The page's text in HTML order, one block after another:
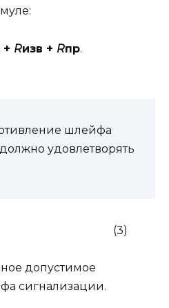
+ Rизв + Rпр.
шлейфа
удовлетворять
допустимое
сигнализации.